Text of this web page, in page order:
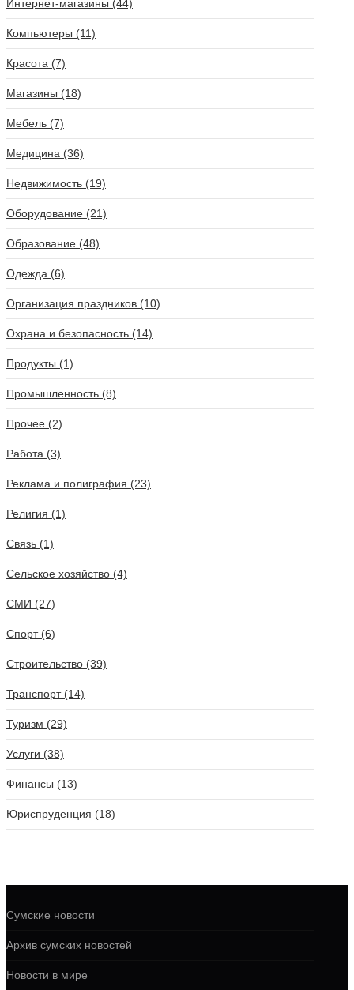
Интернет-магазины (44)
Компьютеры (11)
Красота (7)
Магазины (18)
Мебель (7)
Медицина (36)
Недвижимость (19)
Оборудование (21)
Образование (48)
Одежда (6)
Организация праздников (10)
Охрана и безопасность (14)
Продукты (1)
Промышленность (8)
Прочее (2)
Работа (3)
Реклама и полиграфия (23)
Религия (1)
Связь (1)
Сельское хозяйство (4)
СМИ (27)
Спорт (6)
Строительство (39)
Транспорт (14)
Туризм (29)
Услуги (38)
Финансы (13)
Юриспруденция (18)
Сумские новости
Архив сумских новостей
Новости в мире